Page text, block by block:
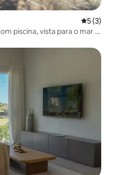
5 de
5 (3)
piscina, vista para o mar e